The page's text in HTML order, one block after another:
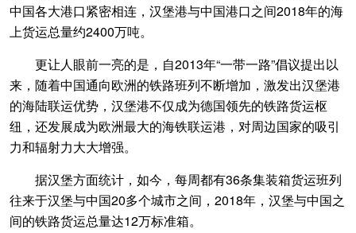
中国各大港口紧密相连，汉堡港与中国港口之间2018年的海
上货运总量约2400万吨。
更让人眼前一亮的是，自2013年“一带一路”倡议提出以
来，随着中国通向欧洲的铁路班列不断增加，激发出汉堡港
的海陆联运优势，汉堡港不仅成为德国领先的铁路货运枢
纽，还发展成为欧洲最大的海铁联运港，对周边国家的吸引
力和辐射力大大增强。
据汉堡方面统计，如今，每周都有36条集装箱货运班列
往来于汉堡与中国20多个城市之间，2018年，汉堡与中国之
间的铁路货运总量达12万标准箱。